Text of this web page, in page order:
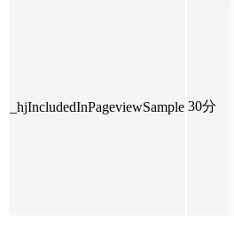
_hjIncludedInPageviewSample 30分